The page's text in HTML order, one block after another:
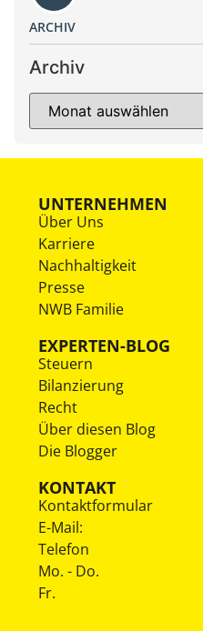
ARCHIV
Archiv
UNTERNEHMEN
Über Uns
Karriere
Nachhaltigkeit
Presse
NWB Familie
EXPERTEN-BLOG
Steuern
Bilanzierung
Recht
Über diesen Blog
Die Blogger
KONTAKT
Kontaktformular
E-Mail:
Telefon
Mo. - Do.
Fr.